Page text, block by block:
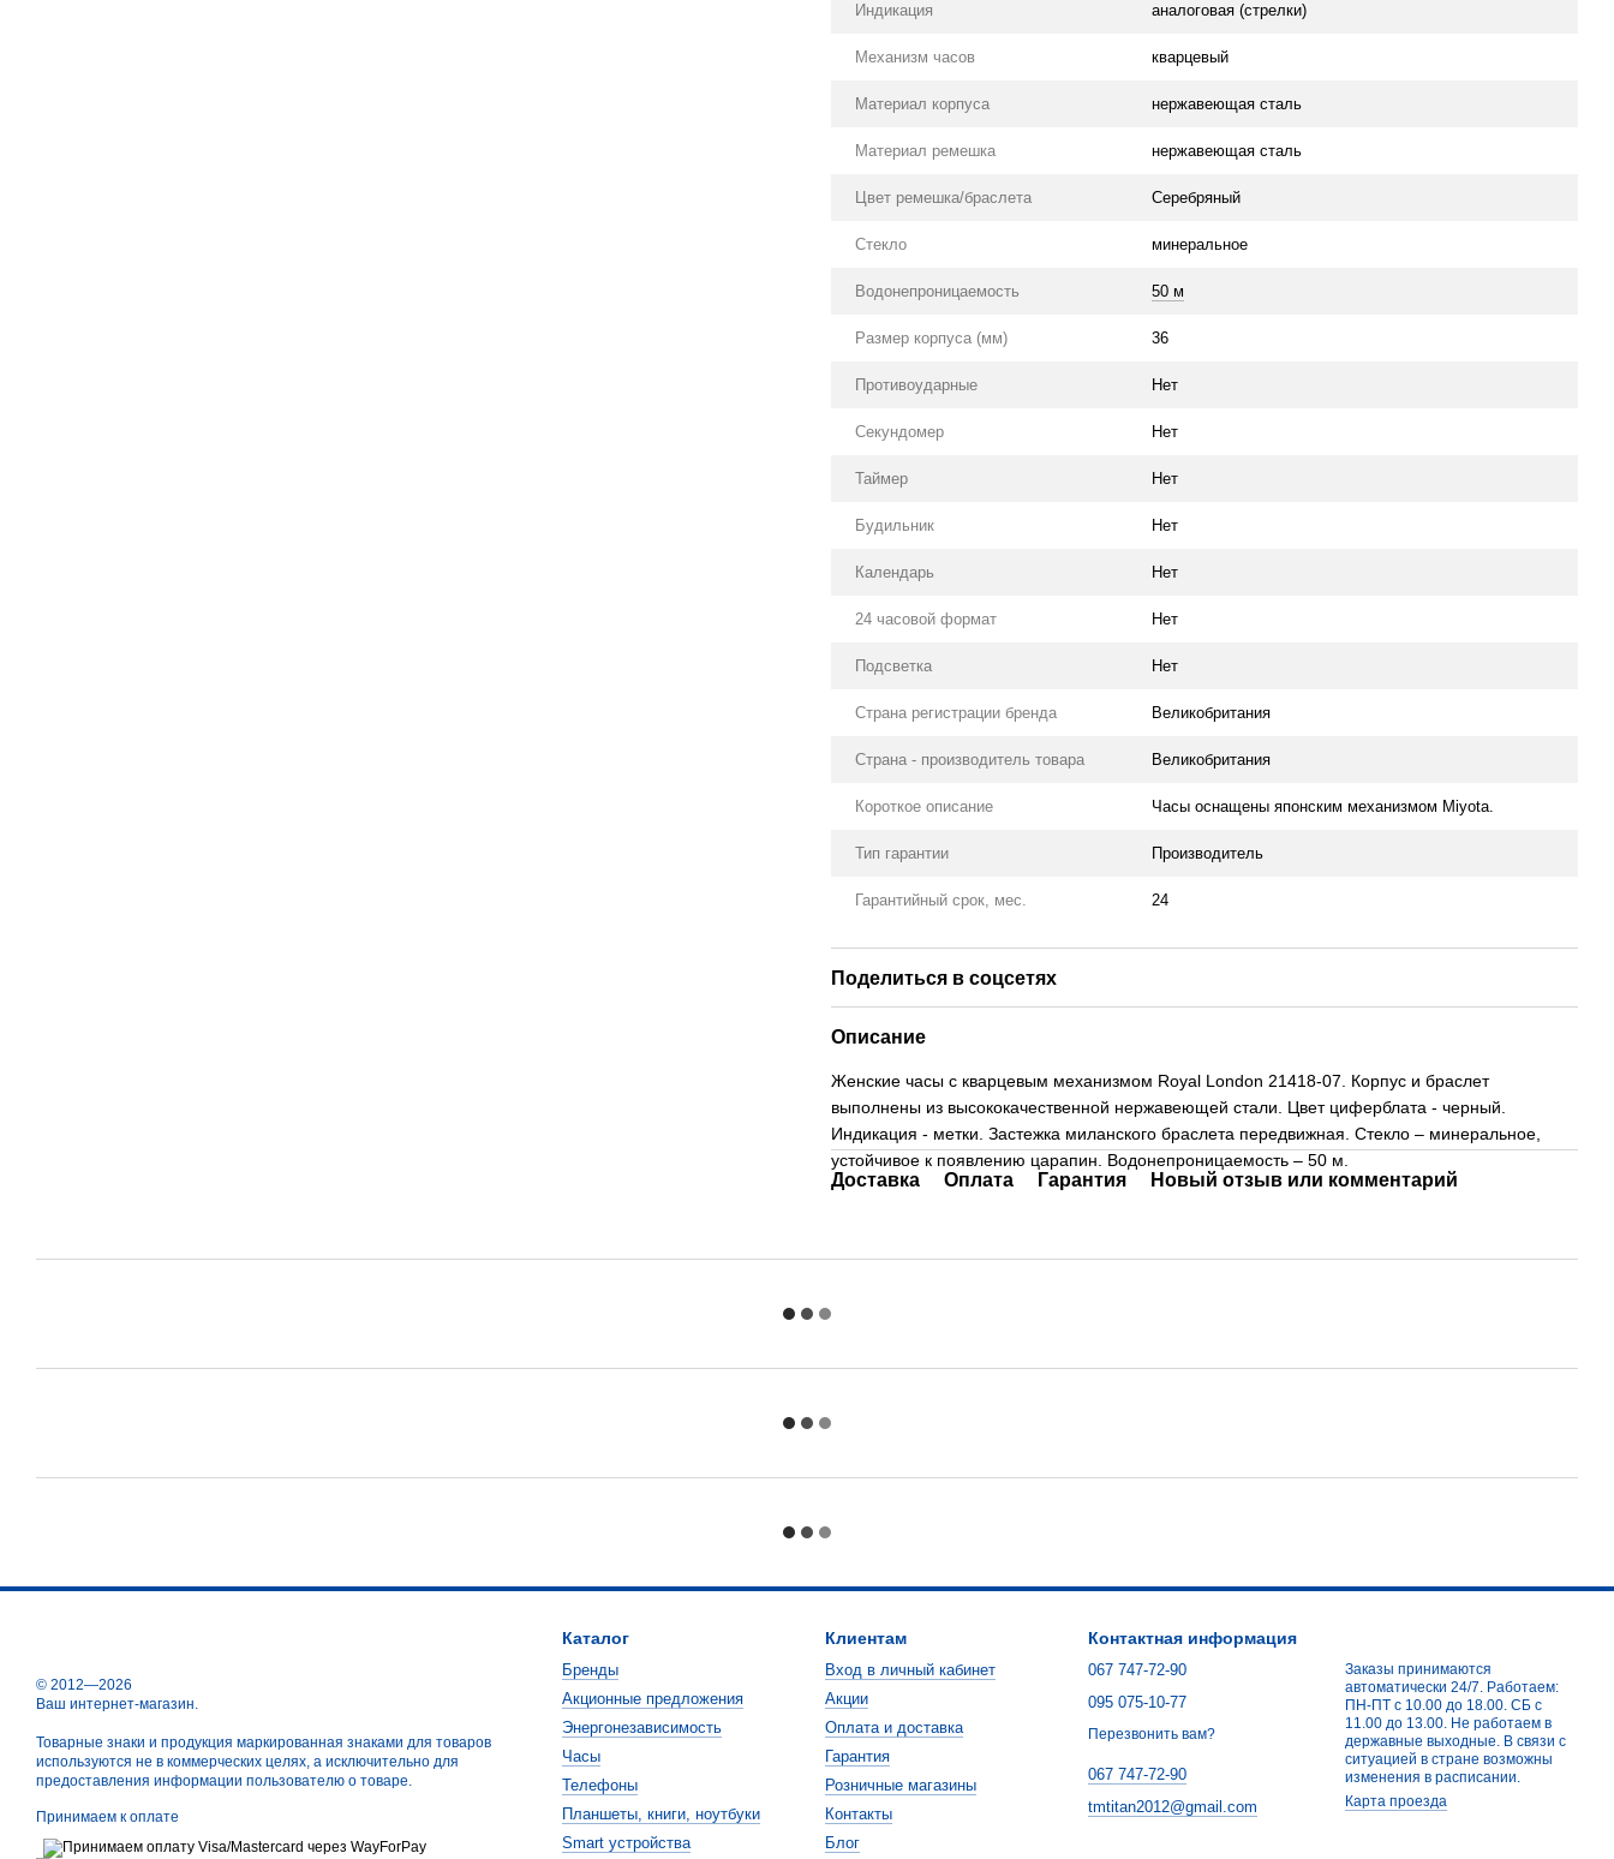
Индикация аналоговая (стрелки)
Механизм часов кварцевый
Материал корпуса нержавеющая сталь
Материал ремешка нержавеющая сталь
Цвет ремешка/браслета Серебряный
Стекло минеральное
Водонепроницаемость 50 м
Размер корпуса (мм) 36
Противоударные Нет
Секундомер Нет
Таймер Нет
Будильник Нет
Календарь Нет
24 часовой формат Нет
Подсветка Нет
Страна регистрации бренда Великобритания
Страна - производитель товара Великобритания
Короткое описание Часы оснащены японским механизмом Miyota.
Тип гарантии Производитель
Гарантийный срок, мес. 24
Поделиться в соцсетях
Описание
Женские часы с кварцевым механизмом Royal London 21418-07. Корпус и браслет
выполнены из высококачественной нержавеющей стали. Цвет циферблата - черный.
Индикация - метки. Застежка миланского браслета передвижная. Стекло – минеральное,
устойчивое к появлению царапин. Водонепроницаемость – 50 м.
Доставка Оплата Гарантия Новый отзыв или комментарий
© 2012—2026
Ваш интернет-магазин.
Товарные знаки и продукция маркированная знаками для товаров
используются не в коммерческих целях, а исключительно для
предоставления информации пользователю о товаре.
Принимаем к оплате
Каталог
Бренды
Акционные предложения
Энергонезависимость
Часы
Телефоны
Планшеты, книги, ноутбуки
Smart устройства
Клиентам
Вход в личный кабинет
Акции
Оплата и доставка
Гарантия
Розничные магазины
Контакты
Блог
Контактная информация
067 747-72-90
095 075-10-77
Перезвонить вам?
067 747-72-90
tmtitan2012@gmail.com
Заказы принимаются
автоматически 24/7. Работаем:
ПН-ПТ с 10.00 до 18.00. СБ с
11.00 до 13.00. Не работаем в
державные выходные. В связи с
ситуацией в стране возможны
изменения в расписании.
Карта проезда